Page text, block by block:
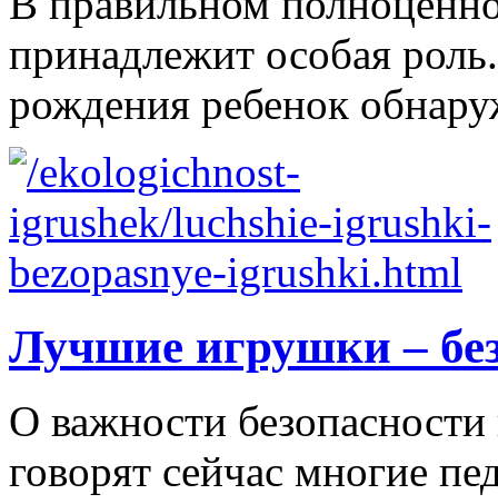
принадлежит особая
рождения ребенок
Лучшие игрушки –
О важности
говорят сейчас многие